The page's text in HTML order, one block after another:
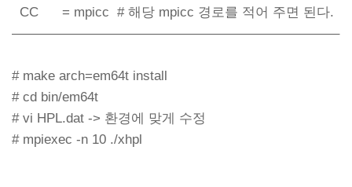
CC = mpicc # 해당 mpicc 경로를 적어 주면 된다.
————————————————————————–
# make arch=em64t install
# cd bin/em64t
# vi HPL.dat -> 환경에 맞게 수정
# mpiexec -n 10 ./xhpl